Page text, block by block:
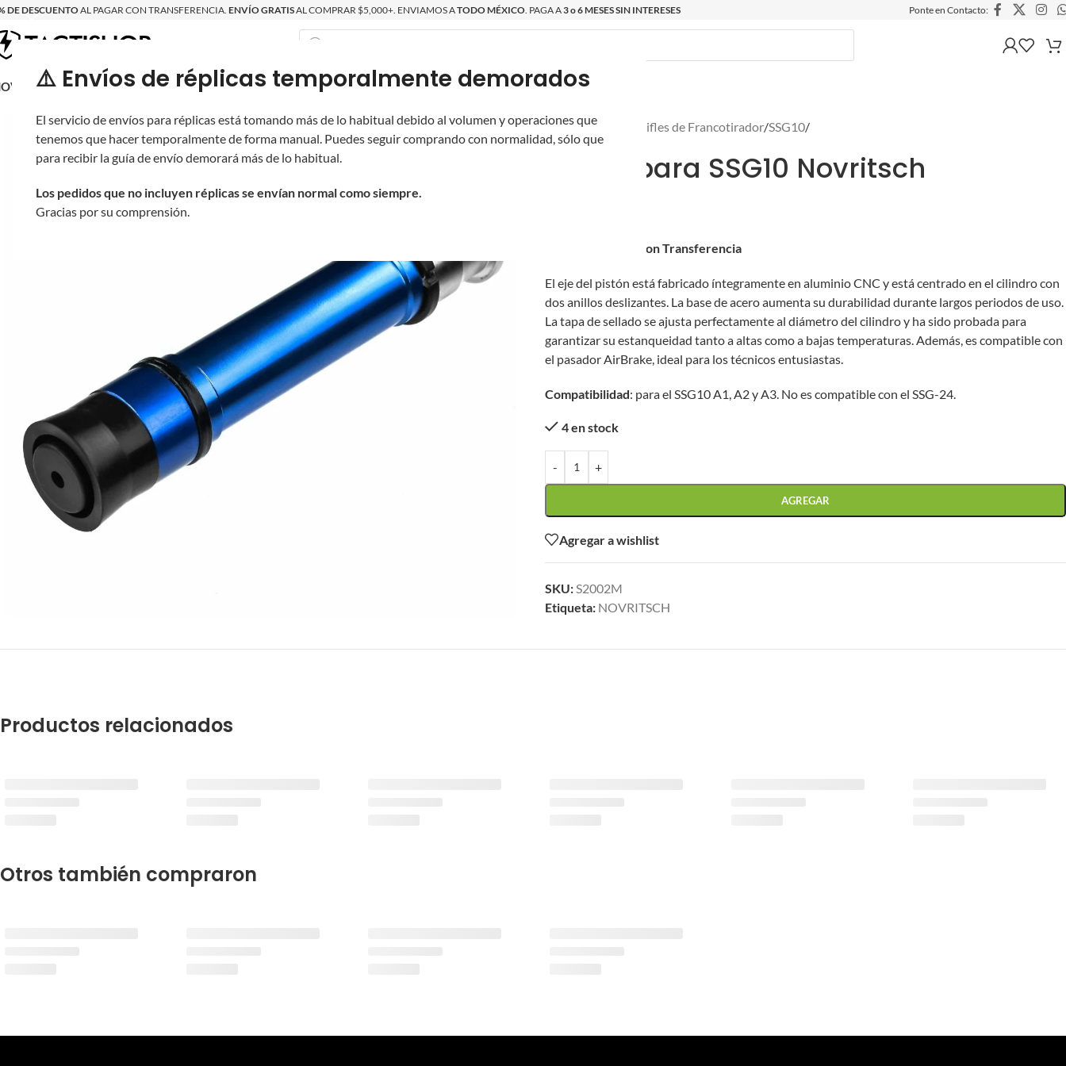
⚠️ Envíos de réplicas temporalmente demorados
El servicio de envíos para réplicas está tomando más de lo habitual debido al volumen y operaciones que
tenemos que hacer temporalmente de forma manual. Puedes seguir comprando con normalidad, sólo que
para recibir la guía de envío demorará más de lo habitual.
Los pedidos que no incluyen réplicas se envían normal como siempre.
Gracias por su comprensión.
DE DESCUENTOAL PAGAR CON TRANSFERENCIA. ENVÍO GRATISAL COMPRAR $5,000+. ENVIAMOS ATODO MÉXICO . PAGA A3 o 6 MESES SIN INTERESES Ponte en Contacto:
RÉPLICASPARTES Y ACCESORIOSEQUIPOPRODUCTOS NUEVOSPROMOCIONES
Inicio/Novritsch Rifles de Francotirador/SSG10/
Pistón para SSG10 Novritsch
al pagar con Transferencia
El eje del pistón está fabricado íntegramente en aluminio CNC y está centrado en el cilindro con
dos anillos deslizantes. La base de acero aumenta su durabilidad durante largos periodos de uso.
La tapa de sellado se ajusta perfectamente al diámetro del cilindro y ha sido probada para
garantizar su estanqueidad tanto a altas como a bajas temperaturas. Además, es compatible con
el pasador AirBrake, ideal para los técnicos entusiastas.
Compatibilidad: para el SSG10 A1, A2 y A3. No es compatible con el SSG-24.
4 en stock
- +
AGREGAR
Agregar a wishlist
SKU:S2002M
Etiqueta: NOVRITSCH
Productos relacionados
Otros también compraron